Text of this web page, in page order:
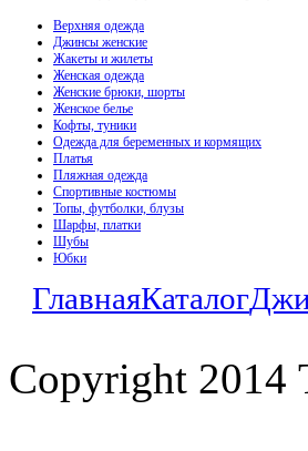
Верхняя одежда
Джинсы женские
Жакеты и жилеты
Женская одежда
Женские брюки, шорты
Женское белье
Кофты, туники
Одежда для беременных и кормящих
Платья
Пляжная одежда
Спортивные костюмы
Топы, футболки, блузы
Шарфы, платки
Шубы
Юбки
ГлавнаяКаталог
Copyright 2014